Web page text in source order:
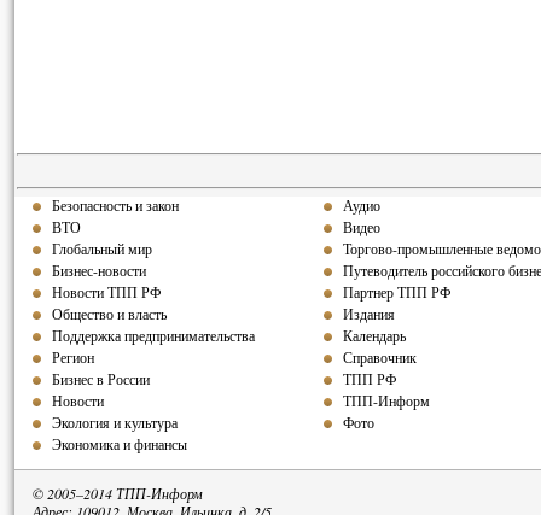
Безопасность и закон
ВТО
Глобальный мир
Бизнес-новости
Новости ТПП РФ
Общество и власть
Поддержка предпринимательства
Регион
Бизнес в России
Новости
Экология и культура
Экономика и финансы
Аудио
Видео
Торгово-промышленные
Путеводитель российского
Партнер ТПП РФ
Издания
Календарь
Справочник
ТПП РФ
ТПП-Информ
Фото
© 2005–2014 ТПП-Информ